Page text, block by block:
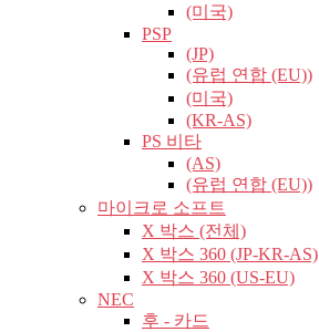
(미국)
PSP
(JP)
(유럽​​ 연합 (EU))
(미국)
(KR-AS)
PS 비타
(AS)
(유럽​​ 연합 (EU))
마이크로 소프트
X 박스 (전체)
X 박스 360 (JP-KR-AS)
X 박스 360 (US-EU)
NEC
후 - 카드